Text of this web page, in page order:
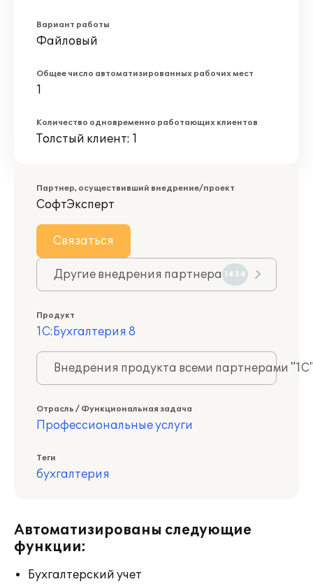
Вариант работы
Файловый
Общее число автоматизированных рабочих мест
1
Количество одновременно работающих клиентов
Толстый клиент: 1
Партнер, осуществивший внедрение/проект
СофтЭксперт
Связаться
Другие внедрения партнера 1434
Продукт
1С:Бухгалтерия 8
Внедрения продукта всеми партнерами
Отрасль / Функциональная задача
Профессиональные услуги
Теги
бухгалтерия
Автоматизированы следующие
функции:
Бухгалтерский учет